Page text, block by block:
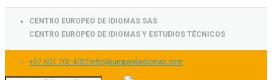
CENTRO EUROPEO DE IDIOMAS SAS
CENTRO EUROPEO DE IDIOMAS Y ESTUDIOS TÉCNICOS
+57 601 702 4022info@europeodeidiomas.com